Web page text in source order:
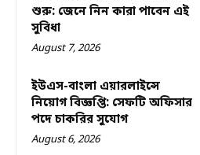
শুরু: জেনে নিন কারা পাবেন এই
সুবিধা
August 7, 2026
ইউএস-বাংলা এয়ারলাইন্সে
নিয়োগ বিজ্ঞপ্তি: সেফটি অফিসার
পদে চাকরির সুযোগ
August 6, 2026